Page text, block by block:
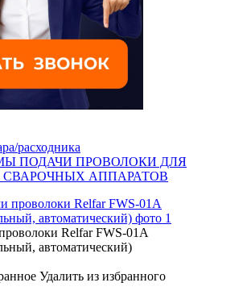
расходника
ПОДАЧИ ПРОВОЛОКИ ДЛЯ
СВАРОЧНЫХ АППАРАТОВ
Relfar FWS-01A
автоматический)
Удалить из избранного